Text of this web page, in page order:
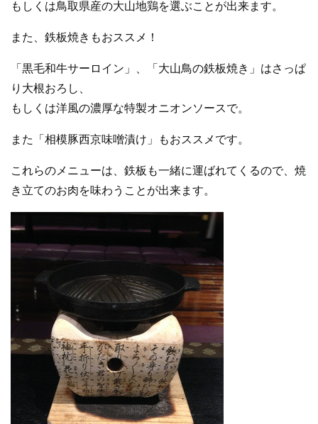
もしくは鳥取県産の大山地鶏を選ぶことが出来ます。
また、鉄板焼きもおススメ！
「黒毛和牛サーロイン」、「大山鳥の鉄板焼き」はさっぱ
り大根おろし、
もしくは洋風の濃厚な特製オニオンソースで。
また「相模豚西京味噌漬け」もおススメです。
これらのメニューは、鉄板も一緒に運ばれてくるので、焼
き立てのお肉を味わうことが出来ます。